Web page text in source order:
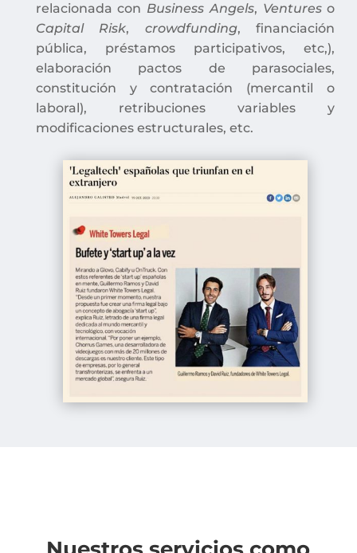
relacionada con Business Angels, Ventureso
Capital Risk, crowdfunding, financiación
pública, préstamos participativos, etc,),
elaboración pactos de parasociales,
constitución y contratación (mercantil o
laboral), retribuciones variables y
modificaciones estructurales, etc.